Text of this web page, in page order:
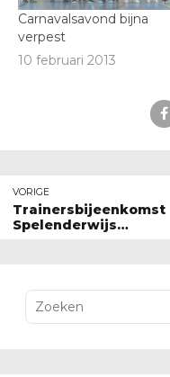
Carnavalsavond bijna
verpest
10 februari 2013
VORIGE
Trainersbijeenkomst
Spelenderwijs